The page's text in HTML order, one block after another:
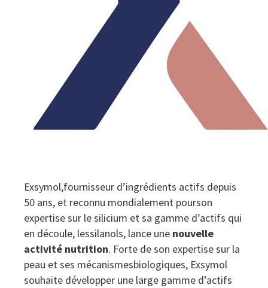
Exsymol,fournisseur d’ingrédients actifs depuis
50 ans, et reconnu mondialement pourson
expertise sur le silicium et sa gamme d’actifs qui
en découle, lessilanols, lance une nouvelle
activité nutrition. Forte de son expertise sur la
peau et ses mécanismesbiologiques, Exsymol
souhaite développer une large gamme d’actifs